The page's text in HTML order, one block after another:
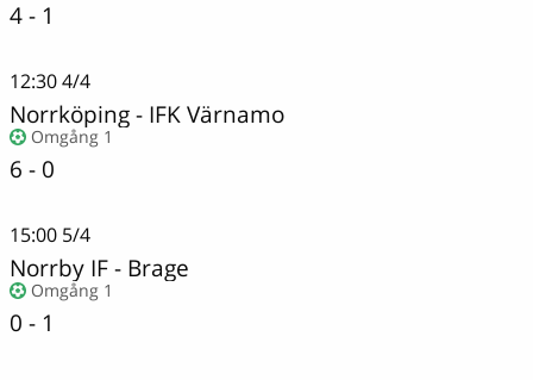
4 - 1
12:304/4
Norrköping- IFK Värnamo
Omgång 1
6 - 0
15:00 5/4
Norrby IF- Brage
Omgång 1
0 - 1